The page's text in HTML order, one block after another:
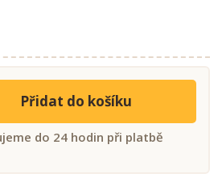
Přidat do košíku
do 24 hodin při platbě